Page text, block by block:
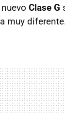
Clase G
muy